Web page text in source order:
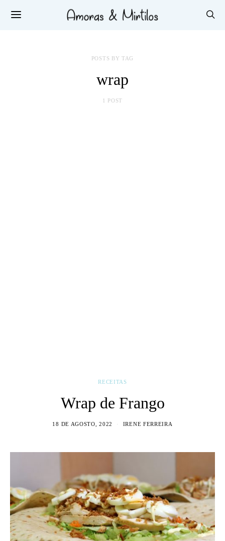
POSTS BY TAG
wrap
1 POST
RECEITAS
Wrap de Frango
18 DE AGOSTO, 2022 IRENE FERREIRA